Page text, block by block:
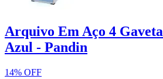
Arquivo Em Aço 4
Azul - Pandin
14% OFF